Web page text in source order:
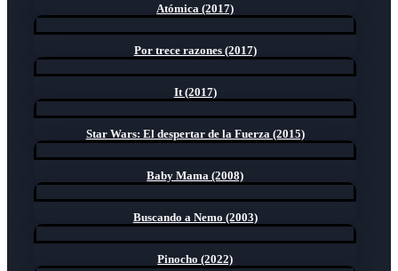
Atómica (2017)
Por trece razones (2017)
It (2017)
Star Wars: El despertar de la Fuerza (2015)
Baby Mama (2008)
Buscando a Nemo (2003)
Pinocho (2022)